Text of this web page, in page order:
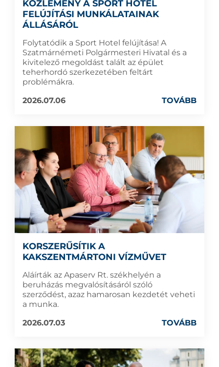
KÖZLEMÉNY A SPORT HOTEL
FELÚJÍTÁSI MUNKÁLATAINAK
ÁLLÁSÁRÓL
Folytatódik a Sport Hotel felújítása! A
Szatmárnémeti Polgármesteri Hivatal és a
kivitelező megoldást talált az épület
teherhordó szerkezetében feltárt
problémákra.
2026.07.06
TOVÁBB
KORSZERŰSÍTIK A
KAKSZENTMÁRTONI VÍZMŰVET
Aláírták az Apaserv Rt. székhelyén a
beruházás megvalósításáról szóló
szerződést, azaz hamarosan kezdetét veheti
a munka.
2026.07.03
TOVÁBB